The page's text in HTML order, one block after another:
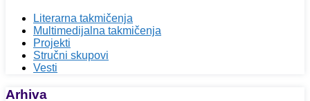
Literarna takmičenja
Multimedijalna takmičenja
Projekti
Stručni skupovi
Vesti
Arhiva